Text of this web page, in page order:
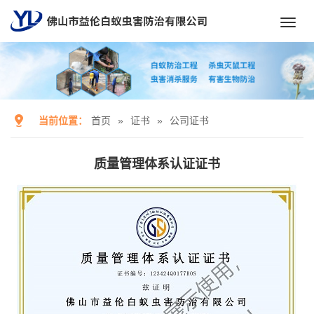
当前位置： 首页 » 证书 » 公司证书
质量管理体系认证证书